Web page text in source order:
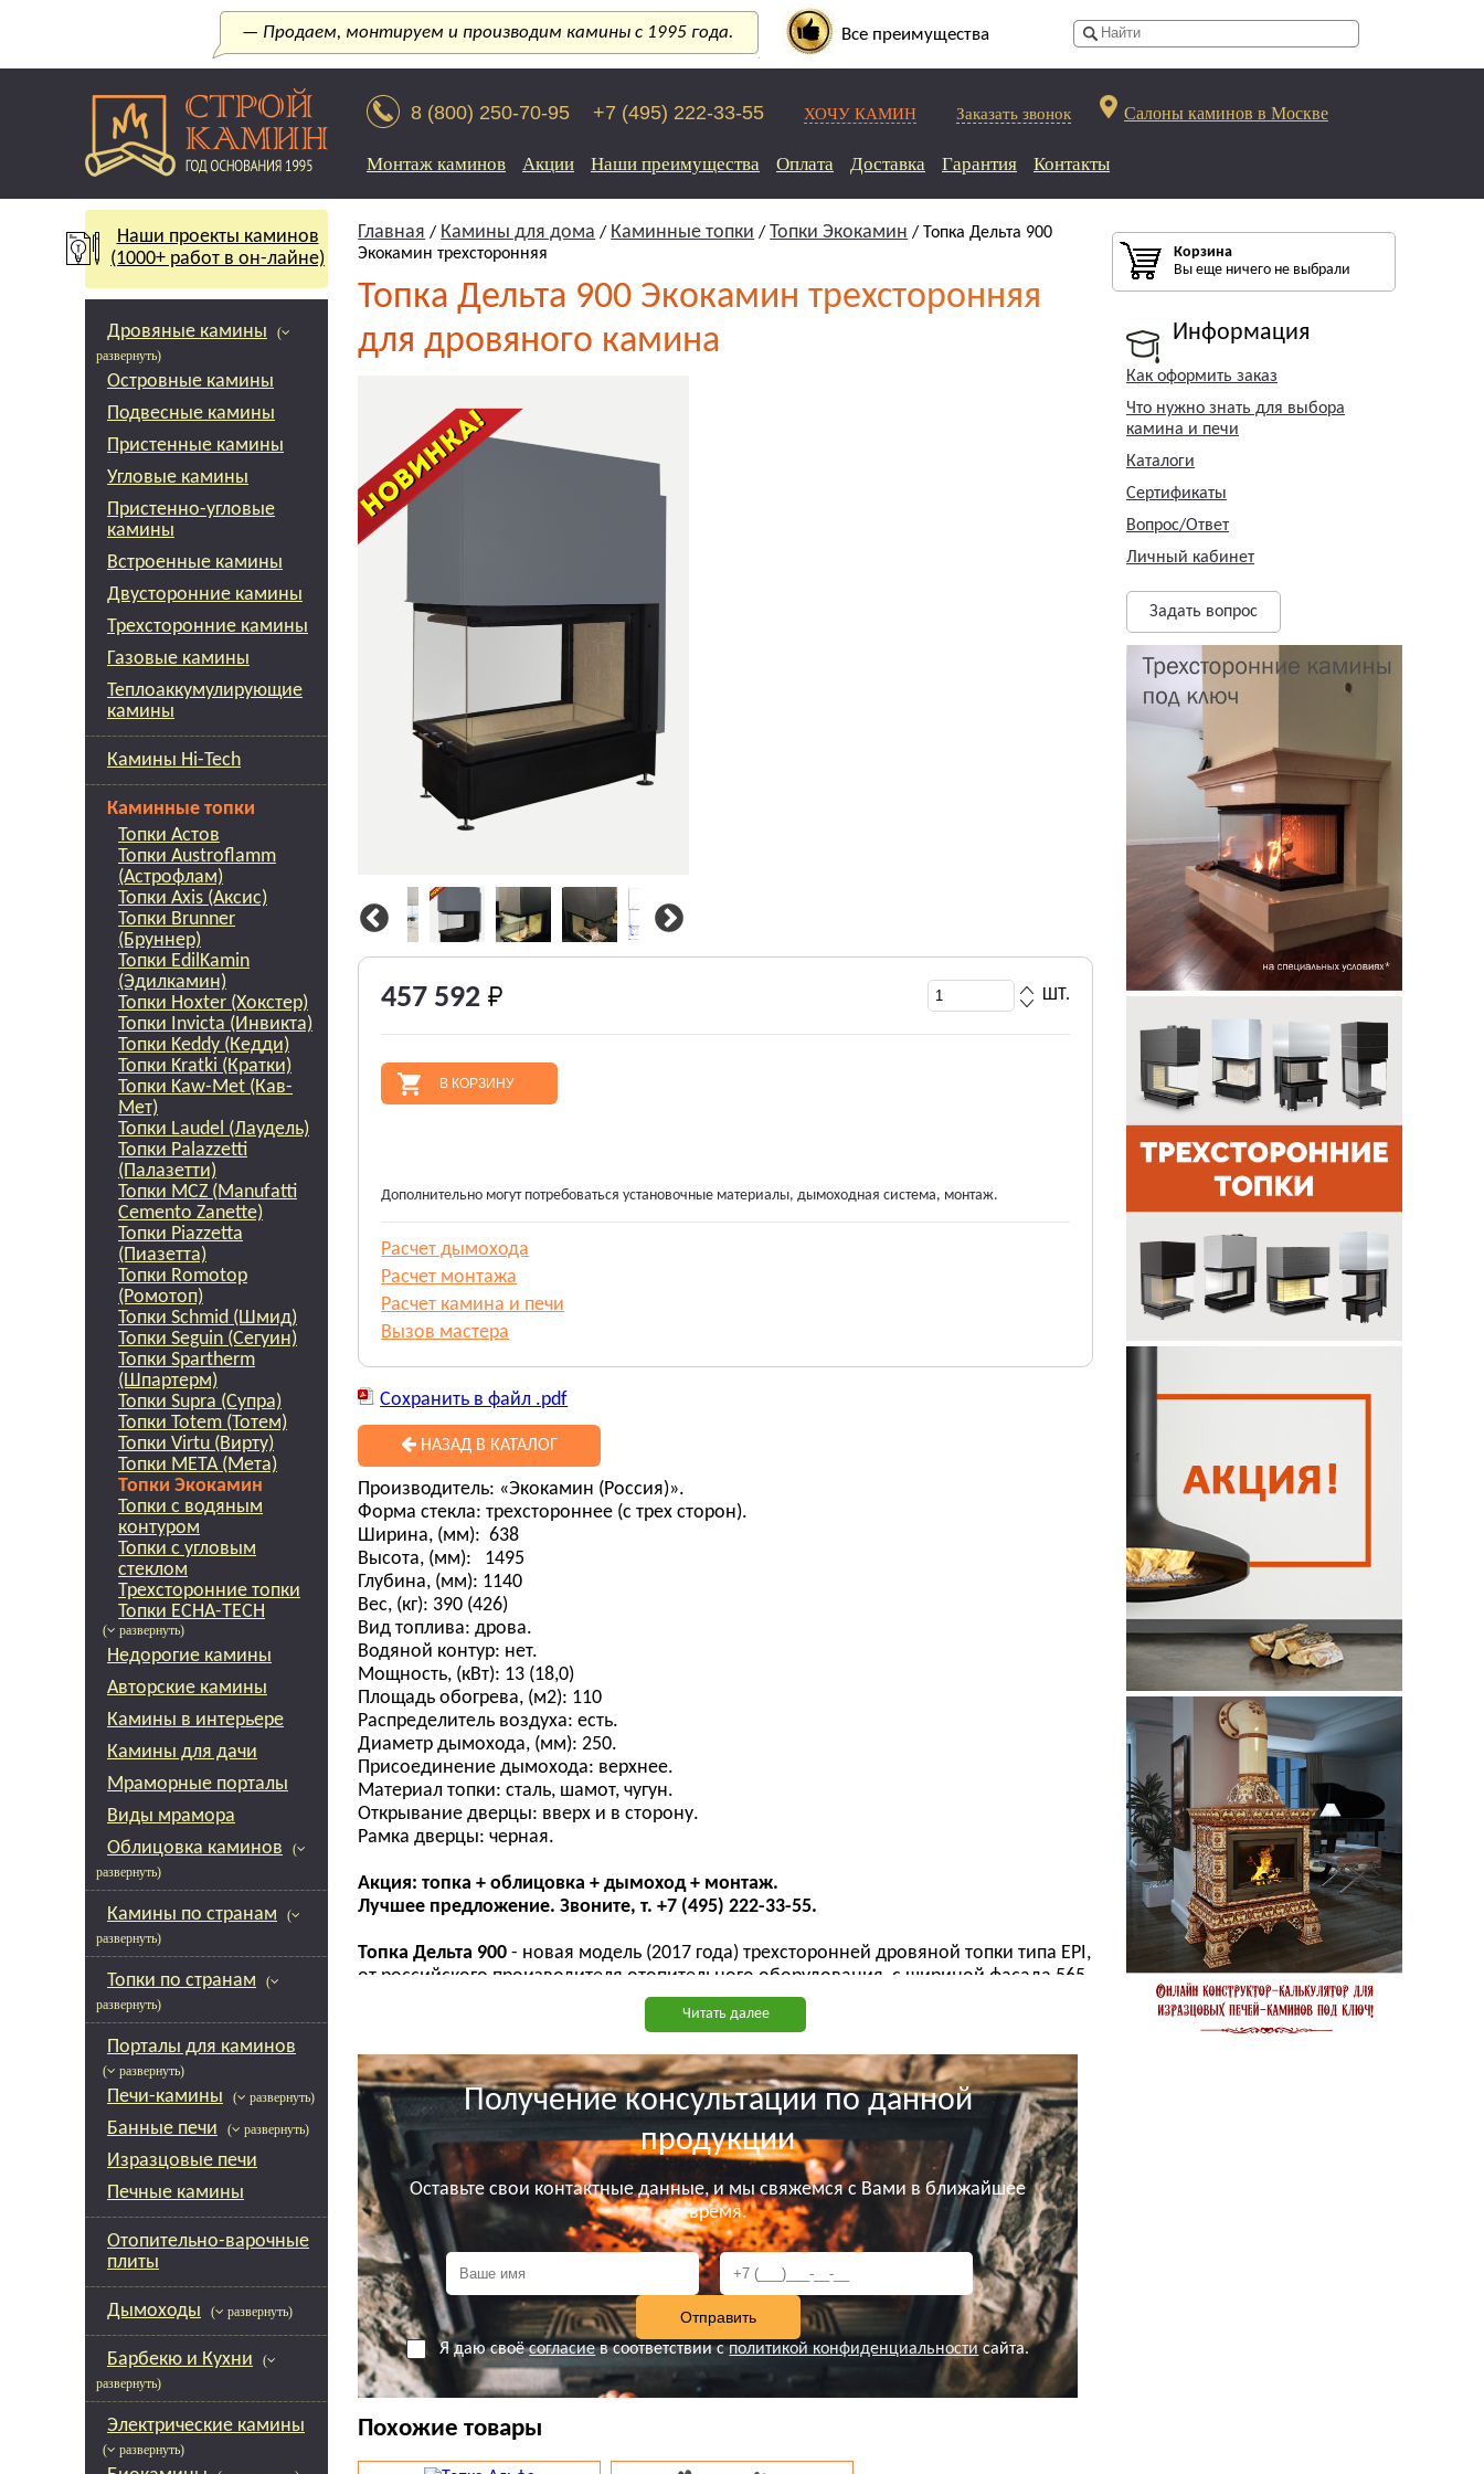
— Продаем, монтируем и производим камины с 1995 года. Все преимущества
8 (800) 250-70-95 +7 (495) 222-33-55 ХОЧУ КАМИН Заказать звонок Салоны каминов в Москве
Монтаж каминов Акции Наши преимущества Оплата Доставка Гарантия Контакты
Наши проекты каминов
(1000+ работ в он-лайне)
Дровяные камины
(
развернуть)
Островные камины
Подвесные камины
Пристенные камины
Угловые камины
Пристенно-угловые
камины
Встроенные камины
Двусторонние камины
Трехсторонние камины
Газовые камины
Теплоаккумулирующие
камины
Камины Hi-Tech
Каминные топки
Топки Астов
Топки Austroflamm
(Астрофлам)
Топки Axis (Аксис)
Топки Brunner
(Бруннер)
Топки EdilKamin
(Эдилкамин)
Топки Hoxter (Хокстер)
Топки Invicta (Инвикта)
Топки Keddy (Кедди)
Топки Kratki (Кратки)
Топки Kaw-Met (Кав-
Мет)
Топки Laudel (Лаудель)
Топки Palazzetti
(Палазетти)
Топки MCZ (Manufatti
Cemento Zanette)
Топки Piazzetta
(Пиазетта)
Топки Romotop
(Ромотоп)
Топки Schmid (Шмид)
Топки Seguin (Сегуин)
Топки Spartherm
(Шпартерм)
Топки Supra (Супра)
Топки Totem (Тотем)
Топки Virtu (Вирту)
Топки МЕТА (Мета)
Топки Экокамин
Топки с водяным
контуром
Топки с угловым
стеклом
Трехсторонние топки
Топки ECHA-TECH
( развернуть)
Недорогие камины
Авторские камины
Камины в интерьере
Камины для дачи
Мраморные порталы
Виды мрамора
Облицовка каминов
(
развернуть)
Камины по странам
(
развернуть)
Топки по странам
(
развернуть)
Порталы для каминов
( развернуть)
Печи-камины ( развернуть)
Банные печи ( развернуть)
Изразцовые печи
Печные камины
Отопительно-варочные
плиты
Дымоходы ( развернуть)
Барбекю и Кухни
(
развернуть)
Электрические камины
( развернуть)
Главная / Камины для дома / Каминные топки / Топки Экокамин / Топка Дельта 900
Экокамин трехсторонняя
Топка Дельта 900 Экокамин трехсторонняя
для дровяного камина
457 592
В КОРЗИНУ
ШТ.
Дополнительно могут потребоваться установочные материалы, дымоходная система, монтаж.
Расчет дымохода
Расчет монтажа
Расчет камина и печи
Вызов мастера
Сохранить в файл .pdf
НАЗАД В КАТАЛОГ
Производитель: «Экокамин (Россия)».
Форма стекла: трехстороннее (с трех сторон).
Ширина, (мм): 638
Высота, (мм): 1495
Глубина, (мм): 1140
Вес, (кг): 390 (426)
Вид топлива: дрова.
Водяной контур: нет.
Мощность, (кВт): 13 (18,0)
Площадь обогрева, (м2): 110
Распределитель воздуха: есть.
Диаметр дымохода, (мм): 250.
Присоединение дымохода: верхнее.
Материал топки: сталь, шамот, чугун.
Открывание дверцы: вверх и в сторону.
Рамка дверцы: черная.
Акция: топка + облицовка + дымоход + монтаж.
Лучшее предложение. Звоните, т. +7 (495) 222-33-55.
Топка Дельта 900 - новая модель (2017 года) трехсторонней дровяной топки типа EPI,
от российского производителя отопительного оборудования, с шириной фасада 565
600 мм, и одновременным подъемом вверх П-образной
(автоматическая фиксация в любом промежуточном
Читать далее
Получение консультации по данной
продукции
Оставьте свои контактные данные, и мы свяжемся с Вами в ближайшее
время.
Я даю своёсогласиев соответствии сполитикой конфиденциальностисайта.
Похожие товары
Корзина
Вы еще ничего не выбрали
Информация
Как оформить заказ
Что нужно знать для выбора
камина и печи
Каталоги
Сертификаты
Вопрос/Ответ
Личный кабинет
Задать вопрос